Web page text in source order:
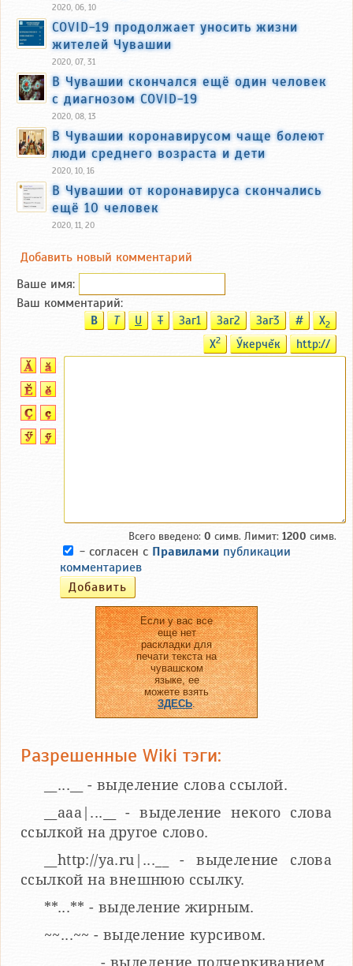
2020, 06, 10
COVID-19 продолжает уносить жизни
жителей Чувашии
2020, 07, 31
В Чувашии скончался ещё один человек
с диагнозом COVID-19
2020, 08, 13
В Чувашии коронавирусом чаще болеют
люди среднего возраста и дети
2020, 10, 16
В Чувашии от коронавируса скончались
ещё 10 человек
2020, 11, 20
Добавить новый комментарий
Ваше имя:
Ваш комментарий:
B T U T Заг1 Заг2 Заг3 # X2
X2 Ӳкерчĕк http://
Всего введено: 0 симв. Лимит: 1200 симв.
- согласен с Правилами публикации
комментариев
Если у вас все
еще нет
раскладки для
печати текста на
чувашском
языке, ее
можете взять
ЗДЕСЬ.
Разрешенные Wiki тэги:
__...__ - выделение слова ссылой.
__aaa|...__ - выделение некого слова
ссылкой на другое слово.
__http://ya.ru|...__ - выделение слова
ссылкой на внешнюю ссылку.
**...** - выделение жирным.
~~...~~ - выделение курсивом.
___...___ - выделение подчеркиванием.